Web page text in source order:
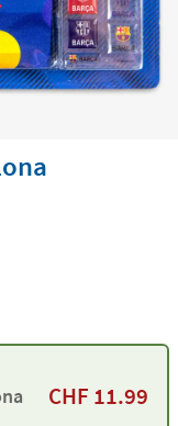
CHF 11.99